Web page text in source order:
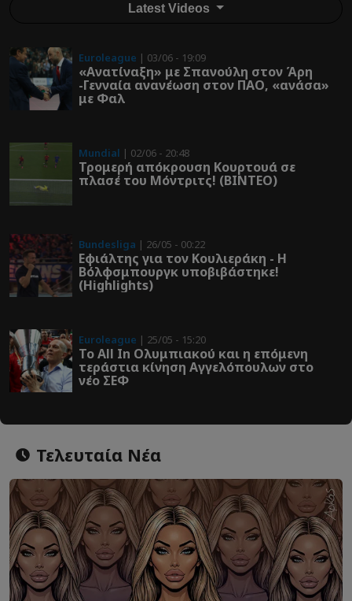
Latest Videos
Euroleague | 03/06 - 19:09
«Ανατίναξη» με Σπανούλη στον Άρη
-Γενναία ανανέωση στον ΠΑΟ, «ανάσα»
με Φαλ
Mundial | 02/06 - 20:48
Τρομερή απόκρουση Κουρτουά σε
πλασέ του Μόντριτς! (ΒΙΝΤΕΟ)
Bundesliga | 26/05 - 00:22
Εφιάλτης για τον Κουλιεράκη - Η
Βόλφσμπουργκ υποβιβάστηκε!
(Highlights)
Euroleague | 25/05 - 15:20
Το All In Ολυμπιακού και η επόμενη
τεράστια κίνηση Αγγελόπουλων στο
νέο ΣΕΦ
Τελευταία Νέα